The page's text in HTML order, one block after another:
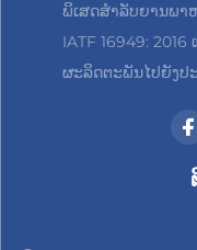
ພິເສດສຳລັບຍານພາ
IATF 16949:
ຜະລິດຕະພັນໄປຍັງປ